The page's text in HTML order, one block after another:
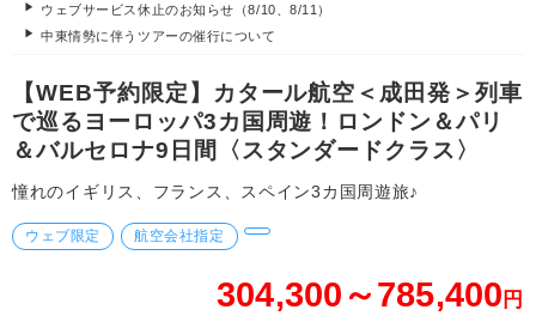
ウェブサービス休止のお知らせ（8/10、8/11）
中東情勢に伴うツアーの催行について
【WEB予約限定】カタール航空＜成田発＞列車
で巡るヨーロッパ3カ国周遊！ロンドン＆パリ
＆バルセロナ9日間〈スタンダードクラス〉
憧れのイギリス、フランス、スペイン3カ国周遊旅♪
ウェブ限定 航空会社指定
304,300～785,400 円